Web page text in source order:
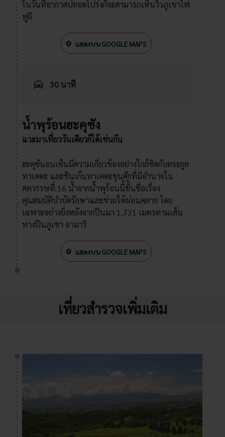
ในวันที่อากาศปลอดโปร่งก็จะสามารถเห็นวิวภูเขาไฟ
ฟูจิ
แสดงบน GOOGLE MAPS
30 นาที
น้ำพุร้อนฮะคุซัง
แวะมาเที่ยววันเดียวก็ได้เช่นกัน
ฮะคุซันอนเซ็นมีความเกี่ยวข้องอย่างใกล้ชิดกับตระกูล
ทาเคดะ และชินเก็นทาเคดะขุนศึกที่มีอำนาจใน
ศตวรรษที่ 16 น้ำจากน้ำพุร้อนนี้ขึ้นชื่อเรื่อง
คุณสมบัติบำบัดรักษาและช่วยให้ผ่อนคลาย โดย
เฉพาะอย่างยิ่งหลังจากปีนมา 1,731 เมตรตามเส้น
ทางปีนภูเขา อามาริ
แสดงบน GOOGLE MAPS
เที่ยวสำรวจเพิ่มเติม